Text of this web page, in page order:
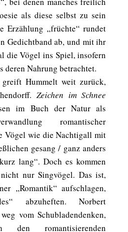
als diese selbst zu sein
Erzählung „früchte“ rundet
Gedichtband ab, und mit ihr
die Vögel ins Spiel, insofern
deren Nahrung betrachtet.
Hummelt weit zurück,
Zeichen im Schnee
im Buch der Natur als
romantischer
Vögel wie die Nachtigall mit
gesang / ganz anders
lang“. Doch es kommen
nur Singvögel. Das ist,
„Romantik“ aufschlagen,
abzuheften. Norbert
vom Schubladendenken,
romantisierenden